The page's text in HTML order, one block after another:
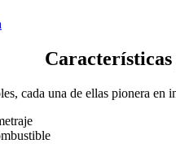
cada una de ellas pionera